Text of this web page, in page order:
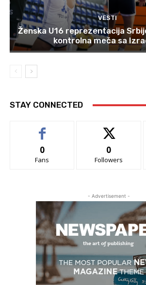
VESTI
Ženska U16 reprezentacija
kontrolna meča sa
STAY CONNECTED
0
Fans
0
Followers
- Advertisement -